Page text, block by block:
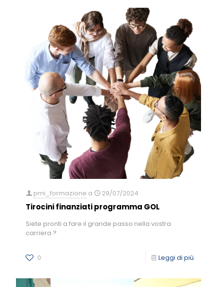
pmi_formazione a 29/07/2024
Tirocini finanziati programma GOL
Siete pronti a fare il grande passo nella vostra
carriera ?
0 Leggi di più